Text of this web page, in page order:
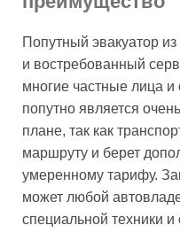
Попутный эвакуатор
и востребованный
многие частные лица и
попутно является
плане, так как
маршруту и берет
умеренному тарифу.
может любой
специальной техники и